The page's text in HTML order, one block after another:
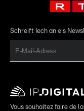
Schreift Iech an eis
Vous souhaitez faire de